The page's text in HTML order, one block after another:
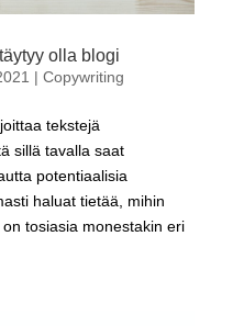
olla blogi
| Copywriting
tekstejä
sillä tavalla saat
potentiaalisia
haluat tietää, mihin
tosiasia monestakin eri